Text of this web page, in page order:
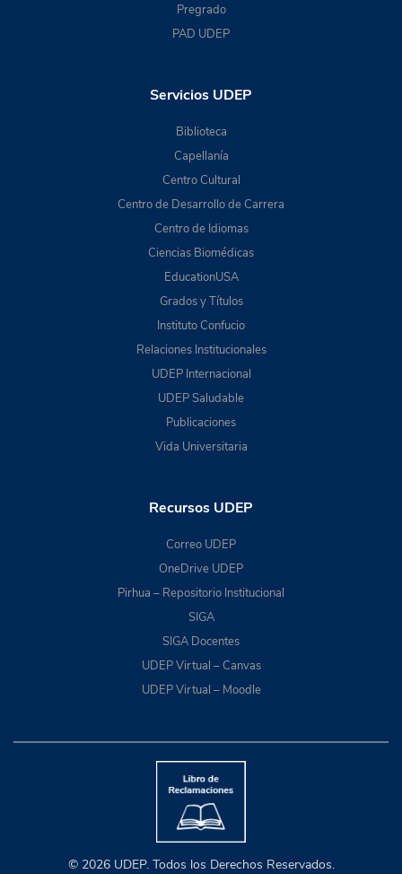
Pregrado
PAD UDEP
Servicios UDEP
Biblioteca
Capellanía
Centro Cultural
Centro de Desarrollo de Carrera
Centro de Idiomas
Ciencias Biomédicas
EducationUSA
Grados y Títulos
Instituto Confucio
Relaciones Institucionales
UDEP Internacional
UDEP Saludable
Publicaciones
Vida Universitaria
Recursos UDEP
Correo UDEP
OneDrive UDEP
Pirhua – Repositorio Institucional
SIGA
SIGA Docentes
UDEP Virtual – Canvas
UDEP Virtual – Moodle
© 2026 UDEP. Todos los Derechos Reservados.